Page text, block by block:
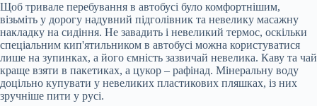
Щоб тривале перебування в автобусі було комфортнішим,
візьміть у дорогу надувний підголівник та невелику масажну
накладку на сидіння. Не завадить і невеликий термос, оскільки
спеціальним кип'ятильником в автобусі можна користуватися
лише на зупинках, а його ємність зазвичай невелика. Каву та чай
краще взяти в пакетиках, а цукор – рафінад. Мінеральну воду
доцільно купувати у невеликих пластикових пляшках, із них
зручніше пити у русі.